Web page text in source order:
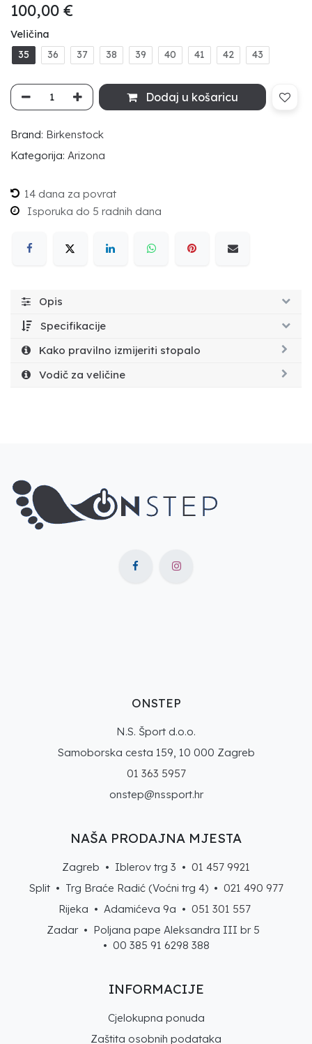
100,00 €
Veličina
35
36 37 38 39 40 41 42 43
Dodaj u košaricu
Brand: Birkenstock
Kategorija: Arizona
14 dana za povrat
Isporuka do 5 radnih dana
Opis
Specifikacije
Kako pravilno izmijeriti stopalo
Vodič za veličine
ONSTEP
N.S. Šport d.o.o.
Samoborska cesta 159, 10 000 Zagreb
01 363 5957
onstep@nssport.hr
INFORMACIJE
Cjelokupna ponuda
Zaštita osobnih podataka
NAŠA PRODAJNA MJESTA
Zagreb • Iblerov trg 3 • 01 457 9921
Split • Trg Braće Radić (Voćni trg 4) • 021 490 977
Rijeka • Adamićeva 9a • 051 301 557
Zadar • Poljana pape Aleksandra III br 5
• 00 385 91 6298 388